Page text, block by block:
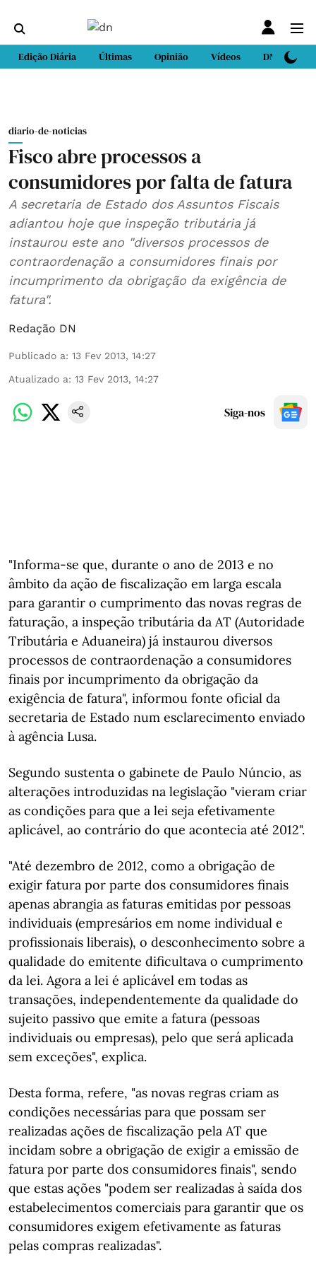
Edição Diária Últimas Opinião Vídeos DN Sport
diario-de-noticias
Fisco abre processos a
consumidores por falta de fatura
A secretaria de Estado dos Assuntos Fiscais
adiantou hoje que inspeção tributária já
instaurou este ano "diversos processos de
contraordenação a consumidores finais por
incumprimento da obrigação da exigência de
fatura".
Redação DN
Publicado a: 13 Fev 2013, 14:27
Atualizado a: 13 Fev 2013, 14:27
Siga-nos
"Informa-se que, durante o ano de 2013 e no
âmbito da ação de fiscalização em larga escala
para garantir o cumprimento das novas regras de
faturação, a inspeção tributária da AT (Autoridade
Tributária e Aduaneira) já instaurou diversos
processos de contraordenação a consumidores
finais por incumprimento da obrigação da
exigência de fatura", informou fonte oficial da
secretaria de Estado num esclarecimento enviado
à agência Lusa.
Segundo sustenta o gabinete de Paulo Núncio, as
alterações introduzidas na legislação "vieram criar
as condições para que a lei seja efetivamente
aplicável, ao contrário do que acontecia até 2012".
"Até dezembro de 2012, como a obrigação de
exigir fatura por parte dos consumidores finais
apenas abrangia as faturas emitidas por pessoas
individuais (empresários em nome individual e
profissionais liberais), o desconhecimento sobre a
qualidade do emitente dificultava o cumprimento
da lei. Agora a lei é aplicável em todas as
transações, independentemente da qualidade do
sujeito passivo que emite a fatura (pessoas
individuais ou empresas), pelo que será aplicada
sem exceções", explica.
Desta forma, refere, "as novas regras criam as
condições necessárias para que possam ser
realizadas ações de fiscalização pela AT que
incidam sobre a obrigação de exigir a emissão de
fatura por parte dos consumidores finais", sendo
que estas ações "podem ser realizadas à saída dos
estabelecimentos comerciais para garantir que os
consumidores exigem efetivamente as faturas
pelas compras realizadas".